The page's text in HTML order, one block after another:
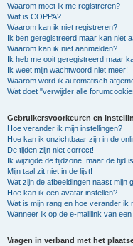
Waarom moet ik me registreren?
Wat is COPPA?
Waarom kan ik niet registreren?
Ik ben geregistreerd maar kan niet
Waarom kan ik niet aanmelden?
Ik heb me ooit geregistreerd maar
Ik weet mijn wachtwoord niet meer!
Waarom word ik automatisch
Wat doet "verwijder alle
Gebruikersvoorkeuren en
Hoe verander ik mijn instellingen?
Hoe kan ik onzichtbaar zijn in de
De tijden zijn niet correct!
Ik wijzigde de tijdzone, maar de tijd
Mijn taal zit niet in de lijst!
Wat zijn de afbeeldingen naast mijn
Hoe kan ik een avatar instellen?
Wat is mijn rang en hoe verander ik
Wanneer ik op de e-maillink van
Vragen in verband met het